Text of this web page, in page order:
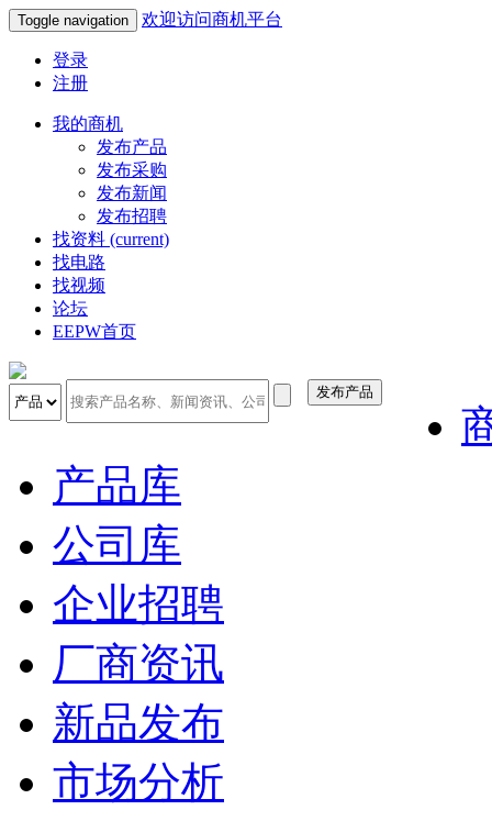
Toggle navigation 欢迎访问商机平台
登录
注册
我的商机
发布产品
发布采购
发布新闻
发布招聘
找资料 (current)
找电路
找视频
论坛
EEPW首页
发布产品
产品库
公司库
企业招聘
厂商资讯
新品发布
市场分析